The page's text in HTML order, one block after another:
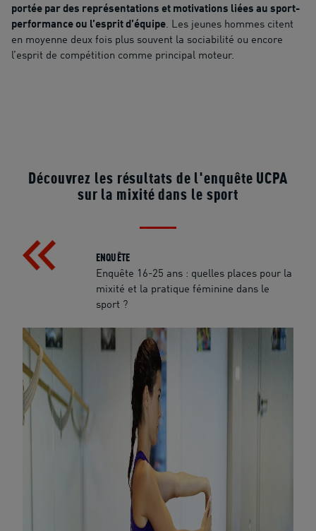
portée par des représentations et motivations liées au sport-
performance ou l’esprit d’équipe. Les jeunes hommes citent
en moyenne deux fois plus souvent la sociabilité ou encore
l’esprit de compétition comme principal moteur.
Découvrez les résultats de l'enquête UCPA
sur la mixité dans le sport
ENQUÊTE
Enquête 16-25 ans : quelles places pour la
mixité et la pratique féminine dans le
sport ?